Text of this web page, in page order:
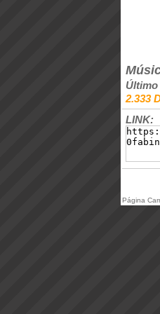
Último
2.333
LINK:
Página